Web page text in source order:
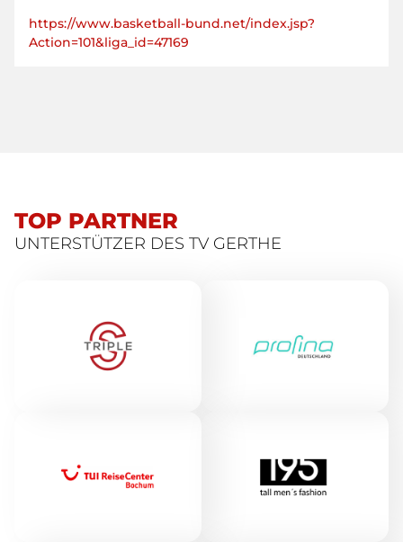
https://www.basketball-bund.net/index.jsp?
Action=101&liga_id=47169
TOP PARTNER
UNTERSTÜTZER DES TV GERTHE